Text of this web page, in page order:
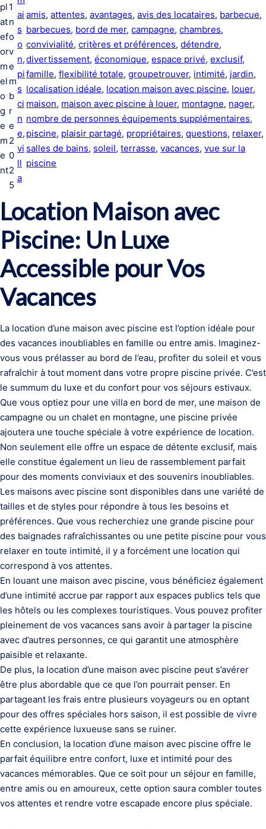
pl
at
ef
or
m
el
o
g
e
m
e
nt
1
n
o
v
e
m
b
r
e
2
0
2
5
ai
s
o
n ,
pi
s
ci
n
e ,
vi
ll
a
amis, attentes, avantages, avis des locataires, barbecue
barbecues, bord de mer, campagne, chambres
convivialité, critères et préférences, détendre
divertissement, économique, espace privé, exclusif
famille, flexibilité totale, groupetrouver, intimité, jardin
localisation idéale, location maison avec piscine, louer
maison, maison avec piscine à louer, montagne, nager
nombre de personnes équipements supplémentaires
piscine, plaisir partagé, propriétaires, questions, relaxer
salles de bains, soleil, terrasse, vacances, vue sur la
piscine
Location Maison avec
Piscine: Un Luxe
Accessible pour Vos
Vacances
La location d’une maison avec piscine est l’option idéale pour
des vacances inoubliables en famille ou entre amis. Imaginez-
vous vous prélasser au bord de l’eau, profiter du soleil et vous
rafraîchir à tout moment dans votre propre piscine privée. C’est
le summum du luxe et du confort pour vos séjours estivaux.
Que vous optiez pour une villa en bord de mer, une maison de
campagne ou un chalet en montagne, une piscine privée
ajoutera une touche spéciale à votre expérience de location.
Non seulement elle offre un espace de détente exclusif, mais
elle constitue également un lieu de rassemblement parfait
pour des moments conviviaux et des souvenirs inoubliables.
Les maisons avec piscine sont disponibles dans une variété de
tailles et de styles pour répondre à tous les besoins et
préférences. Que vous recherchiez une grande piscine pour
des baignades rafraîchissantes ou une petite piscine pour vous
relaxer en toute intimité, il y a forcément une location qui
correspond à vos attentes.
En louant une maison avec piscine, vous bénéficiez également
d’une intimité accrue par rapport aux espaces publics tels que
les hôtels ou les complexes touristiques. Vous pouvez profiter
pleinement de vos vacances sans avoir à partager la piscine
avec d’autres personnes, ce qui garantit une atmosphère
paisible et relaxante.
De plus, la location d’une maison avec piscine peut s’avérer
être plus abordable que ce que l’on pourrait penser. En
partageant les frais entre plusieurs voyageurs ou en optant
pour des offres spéciales hors saison, il est possible de vivre
cette expérience luxueuse sans se ruiner.
En conclusion, la location d’une maison avec piscine offre le
parfait équilibre entre confort, luxe et intimité pour des
vacances mémorables. Que ce soit pour un séjour en famille,
entre amis ou en amoureux, cette option saura combler toutes
vos attentes et rendre votre escapade encore plus spéciale.